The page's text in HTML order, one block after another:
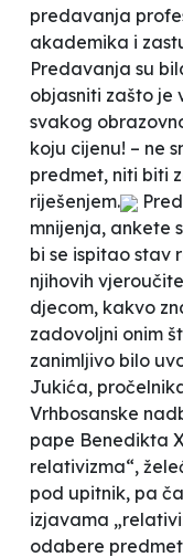
predavanja
akademika i
Predavanja su
objasniti zašto je
svakog
koju cijenu! – ne
predmet, niti biti
riješenjem.
mnijenja, ankete
bi se ispitao stav
njihovih
djecom, kakvo
zadovoljni onim
zanimljivo bilo
Jukića,
Vrhbosanske
pape Benedikta
relativizma“,
pod upitnik, pa
izjavama
odabere